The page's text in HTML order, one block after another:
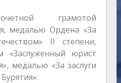
грамотой
медалью Ордена «За
II степени,
«Заслуженный юрист
медалью «За заслуги